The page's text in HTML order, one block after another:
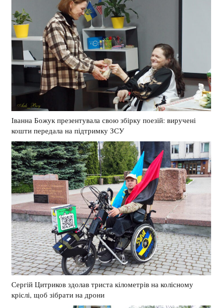
Іванна Божук презентувала свою збірку поезій: виручені
кошти передала на підтримку ЗСУ
Сергій Цитриков здолав триста кілометрів на колісному
кріслі, щоб зібрати на дрони